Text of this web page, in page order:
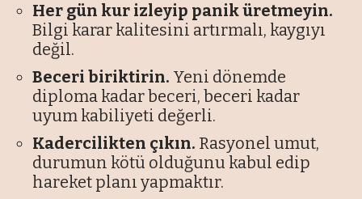
Her gün kur izleyip panik üretmeyin.
Bilgi karar kalitesini artırmalı, kaygıyı
değil.
Beceri biriktirin. Yeni dönemde
diploma kadar beceri, beceri kadar
uyum kabiliyeti değerli.
Kadercilikten çıkın. Rasyonel umut,
durumun kötü olduğunu kabul edip
hareket planı yapmaktır.